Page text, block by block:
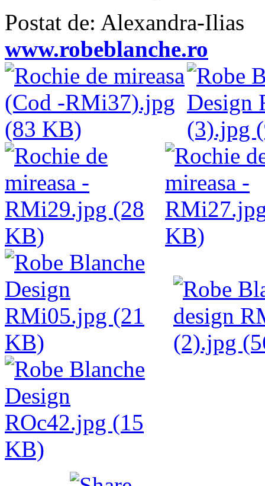
Postat de: Alexandra-Ilias
www.robeblanche.ro